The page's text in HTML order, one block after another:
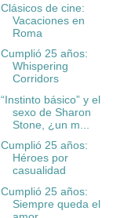
Clásicos de cine:
Vacaciones en
Roma
Cumplió 25 años:
Whispering
Corridors
“Instinto básico” y el
sexo de Sharon
Stone, ¿un m...
Cumplió 25 años:
Héroes por
casualidad
Cumplió 25 años:
Siempre queda el